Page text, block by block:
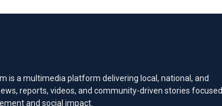
is a multimedia platform delivering local, national, and
reports, videos, and community-driven stories focused
and social impact.